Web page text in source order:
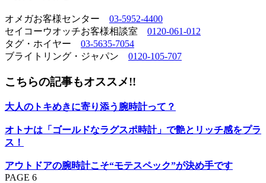
オメガお客様センター 03-5952-4400
セイコーウオッチお客様相談室 0120-061-012
タグ・ホイヤー 03-5635-7054
ブライトリング・ジャパン 0120-105-707
こちらの記事もオススメ!!
大人のトキめきに寄り添う腕時計って？
オトナは「ゴールドなラグスポ時計」で艶とリッチ感をプラ
ス！
アウトドアの腕時計こそ“モテスペック”が決め手です
PAGE 6